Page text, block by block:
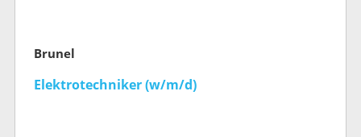
Brunel
Elektrotechniker (w/m/d)